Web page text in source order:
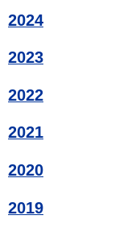
2024
2023
2022
2021
2020
2019